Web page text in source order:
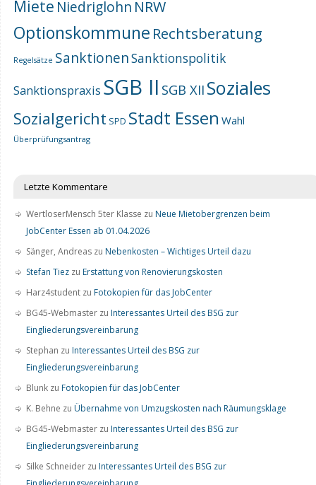
Miete Niedriglohn NRW
Optionskommune Rechtsberatung
Regelsätze SanktionenSanktionspolitik
Sanktionspraxis SGB II SGB XII Soziales
Sozialgericht SPD Stadt Essen Wahl
Überprüfungsantrag
Letzte Kommentare
WertloserMensch 5ter Klasse zu Neue Mietobergrenzen beim
JobCenter Essen ab 01.04.2026
Sänger, Andreas zu Nebenkosten – Wichtiges Urteil dazu
Stefan Tiez zu Erstattung von Renovierungskosten
Harz4student zu Fotokopien für das JobCenter
BG45-Webmaster zu Interessantes Urteil des BSG zur
Eingliederungsvereinbarung
Stephan zu Interessantes Urteil des BSG zur
Eingliederungsvereinbarung
Blunk zu Fotokopien für das JobCenter
K. Behne zu Übernahme von Umzugskosten nach Räumungsklage
BG45-Webmaster zu Interessantes Urteil des BSG zur
Eingliederungsvereinbarung
Silke Schneider zu Interessantes Urteil des BSG zur